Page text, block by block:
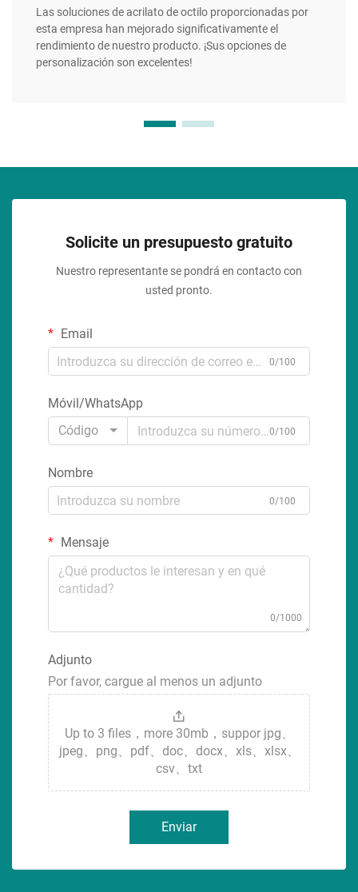
Las soluciones de acrilato de octilo proporcionadas por
esta empresa han mejorado significativamente el
rendimiento de nuestro producto. ¡Sus opciones de
personalización son excelentes!
Solicite un presupuesto gratuito
Nuestro representante se pondrá en contacto con
usted pronto.
Email
0/100
Móvil/WhatsApp
Código
0/100
Nombre
0/100
Mensaje
0/1000
Adjunto
Por favor, cargue al menos un adjunto
Up to 3 files，more 30mb，suppor jpg、
jpeg、png、pdf、doc、docx、xls、xlsx、
csv、txt
Enviar